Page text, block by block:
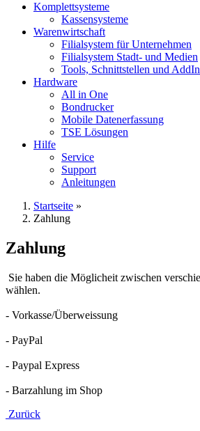
Komplettsysteme
Kassensysteme
Warenwirtschaft
Filialsystem für Unternehmen
Filialsystem Stadt- und Medien
Tools, Schnittstellen und
Hardware
All in One
Bondrucker
Mobile Datenerfassung
TSE Lösungen
Hilfe
Service
Support
Anleitungen
Startseite »
Zahlung
Zahlung
Sie haben die Möglicheit zwischen
wählen.
- Vorkasse/Überweissung
- PayPal
- Paypal Express
- Barzahlung im Shop
Zurück